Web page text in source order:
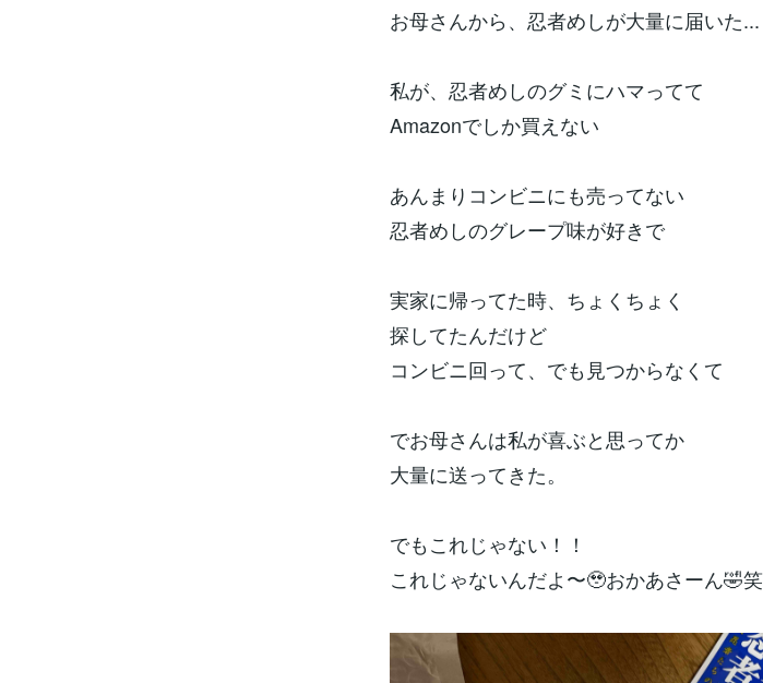
お母さんから、忍者めしが大量に届いた...
私が、忍者めしのグミにハマってて
Amazonでしか買えない
あんまりコンビニにも売ってない
忍者めしのグレープ味が好きで
実家に帰ってた時、ちょくちょく
探してたんだけど
コンビニ回って、でも見つからなくて
でお母さんは私が喜ぶと思ってか
大量に送ってきた。
でもこれじゃない！！
これじゃないんだよ〜🥹おかあさーん🤣笑